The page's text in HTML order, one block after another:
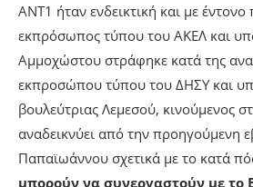
ΑΝΤ1 ήταν ενδεικτική και με έντονο
εκπρόσωπος τύπου του ΑΚΕΛ και
Αμμοχώστου στράφηκε κατά της
εκπροσώπου τύπου του ΔΗΣΥ και
βουλεύτριας Λεμεσού, κινούμενος
αναδεικνύει από την προηγούμενη
Παπαϊωάννου σχετικά με το κατά
μπορούν να συνεργαστούν με το